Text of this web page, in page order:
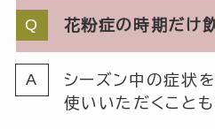
花粉症の時期だけ
シーズン中の症状
使いいただくことも